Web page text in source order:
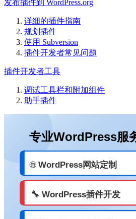
发布插件到 WordPress.org
详细的插件指南
规划插件
使用 Subversion
插件开发者常见问题
插件开发者工具
调试工具栏和附加组件
助手插件